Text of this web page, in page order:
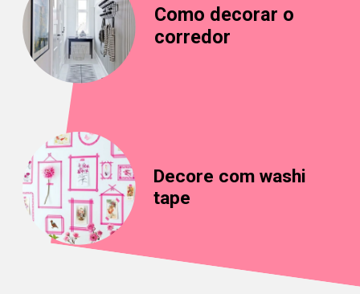
Como decorar o
corredor
Decore com washi
tape